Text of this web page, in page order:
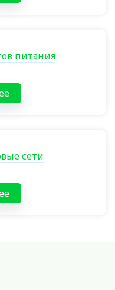
питания
сети